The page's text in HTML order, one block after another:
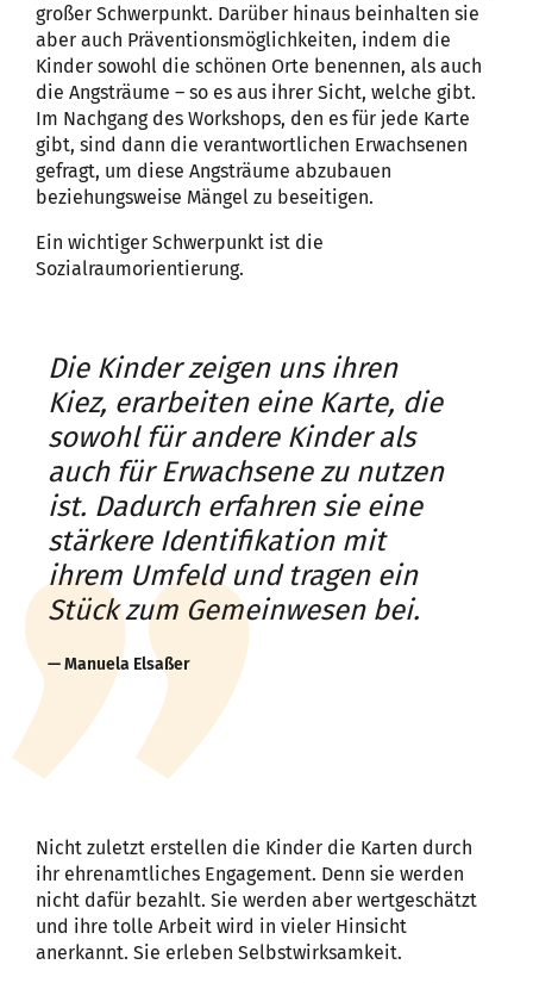
großer Schwerpunkt. Darüber hinaus beinhalten sie
aber auch Präventionsmöglichkeiten, indem die
Kinder sowohl die schönen Orte benennen, als auch
die Angsträume – so es aus ihrer Sicht, welche gibt.
Im Nachgang des Workshops, den es für jede Karte
gibt, sind dann die verantwortlichen Erwachsenen
gefragt, um diese Angsträume abzubauen
beziehungsweise Mängel zu beseitigen.
Ein wichtiger Schwerpunkt ist die
Sozialraumorientierung.
Die Kinder zeigen uns ihren
Kiez, erarbeiten eine Karte, die
sowohl für andere Kinder als
auch für Erwachsene zu nutzen
ist. Dadurch erfahren sie eine
stärkere Identifikation mit
ihrem Umfeld und tragen ein
Stück zum Gemeinwesen bei.
Manuela Elsaßer
Nicht zuletzt erstellen die Kinder die Karten durch
ihr ehrenamtliches Engagement. Denn sie werden
nicht dafür bezahlt. Sie werden aber wertgeschätzt
und ihre tolle Arbeit wird in vieler Hinsicht
anerkannt. Sie erleben Selbstwirksamkeit.